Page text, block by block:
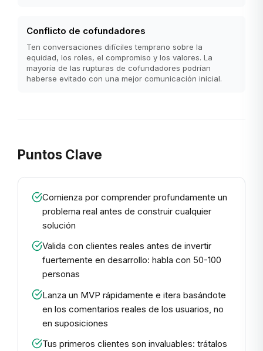
Conflicto de cofundadores
Ten conversaciones difíciles temprano sobre la
equidad, los roles, el compromiso y los valores. La
mayoría de las rupturas de cofundadores podrían
haberse evitado con una mejor comunicación inicial.
Puntos Clave
Comienza por comprender profundamente un
problema real antes de construir cualquier
solución
Valida con clientes reales antes de invertir
fuertemente en desarrollo: habla con 50-100
personas
Lanza un MVP rápidamente e itera basándote
en los comentarios reales de los usuarios, no
en suposiciones
Tus primeros clientes son invaluables: trátalos